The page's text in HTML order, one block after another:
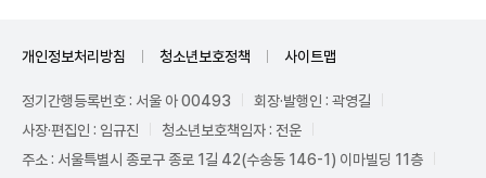
개인정보처리방침 청소년보호정책 사이트맵
정기간행등록번호 : 서울 아 00493
회장·발행인 : 곽영길
사장·편집인 : 임규진
청소년보호책임자 : 전운
주소 : 서울특별시 종로구 종로 1길 42(수송동 146-1) 이마빌딩 11층